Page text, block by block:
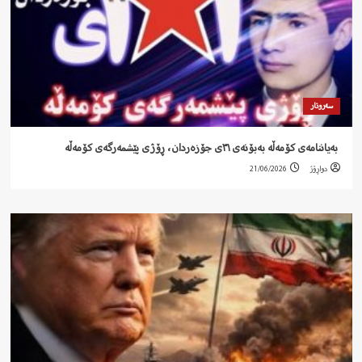
سەروتار
‍ بەیاننامەی کۆمەڵە بەبۆنەی ٣١ی جۆزەردان، ڕۆژی پێشمەرگەی کۆمەڵە
دواڕۆژ 21/06/2026